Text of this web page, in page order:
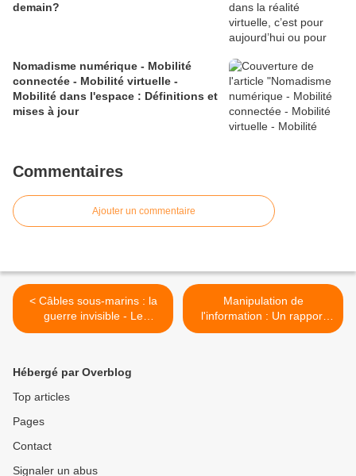
demain?
Nomadisme numérique - Mobilité
connectée - Mobilité virtuelle -
Mobilité dans l'espace : Définitions et
mises à jour
Commentaires
Ajouter un commentaire
< Câbles sous-marins : la
guerre invisible - Le
Dessous des cartes
Manipulation de
l'information : Un rapport
français prévient que le pire
Hébergé par Overblog
Top articles
Pages
Contact
Signaler un abus